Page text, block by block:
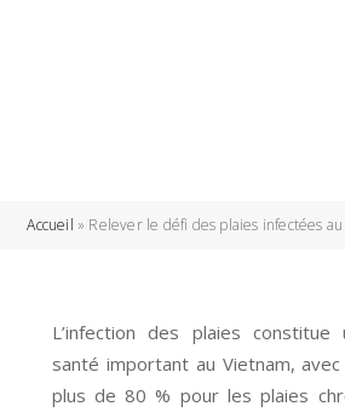
Accueil » Relever le défi des plaies infectées
L’infection des plaies
santé important au Vietnam,
plus de 80 % pour les plaies